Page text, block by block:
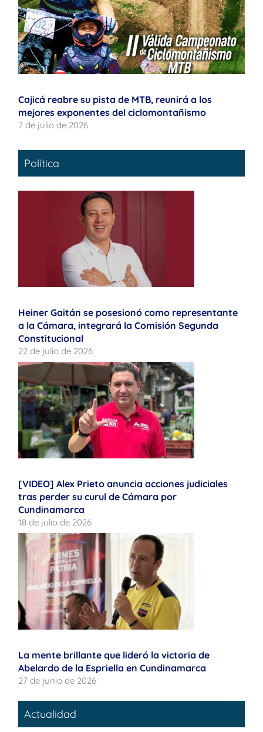
Cajicá reabre su pista de MTB, reunirá a los
mejores exponentes del ciclomontañismo
7 de julio de 2026
Política
Heiner Gaitán se posesionó como representante
a la Cámara, integrará la Comisión Segunda
Constitucional
22 de julio de 2026
[VIDEO] Alex Prieto anuncia acciones judiciales
tras perder su curul de Cámara por
Cundinamarca
18 de julio de 2026
La mente brillante que lideró la victoria de
Abelardo de la Espriella en Cundinamarca
27 de junio de 2026
Actualidad